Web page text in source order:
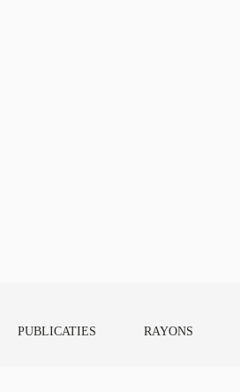
PUBLICATIES RAYONS